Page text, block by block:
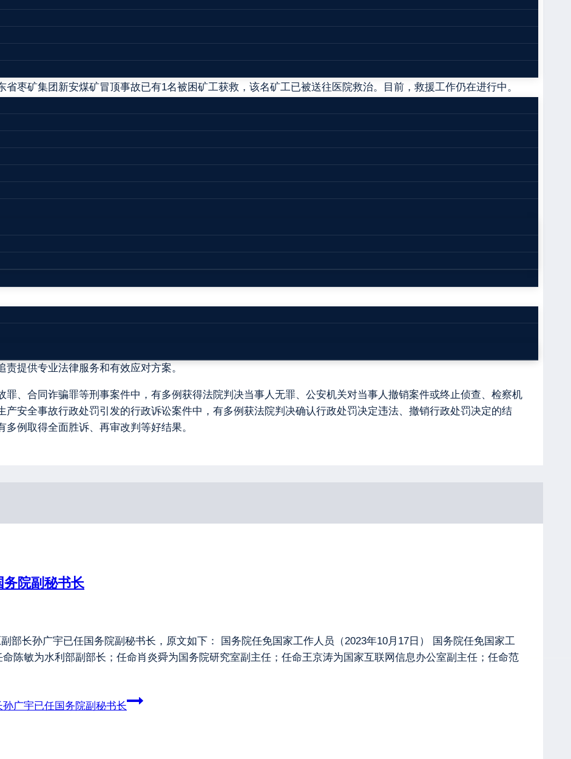
好。目前，在应急救援专家的指导下，救援人员正对其余3名被困矿工进行全力救援。
获救
枣矿集团新安煤矿冒顶事故已有1名被困矿工获救，该名矿工已被送往医院救治。目前，救援工作仍在进行中。
发冒顶事故，造成6名矿工被困。济宁市和山东省相关部门单位迅速启动应急预案，第一时间调集专业救援力量，
作，同时查明原因，防止发生次生灾害。据工商信息查询，枣庄矿业集团新安煤业有限公司成立于2009年2月，企
开采和洗选业。（来源：新华社）
安全生产和消防安全专业委员会主任，曾任江苏省扬州市宝应县原安监局公务员、原《中国安全生产报》记者。
故调查和处理、安全生产行政执法等工作，王康律师十分熟悉生产安全事故调查处理程序和存在的问题，善于对因
提供专业法律服务和有效应对方案。
罪、合同诈骗罪等刑事案件中，有多例获得法院判决当事人无罪、公安机关对当事人撤销案件或终止侦查、检察机
产安全事故行政处罚引发的行政诉讼案件中，有多例获法院判决确认行政处罚决定违法、撤销行政处罚决定的结
例取得全面胜诉、再审改判等好结果。
院副秘书长
部长孙广宇已任国务院副秘书长，原文如下： 国务院任免国家工作人员（2023年10月17日） 国务院任免国家工
陈敏为水利部副部长；任命肖炎舜为国务院研究室副主任；任命王京涛为国家互联网信息办公室副主任；任命范
广宇已任国务院副秘书长